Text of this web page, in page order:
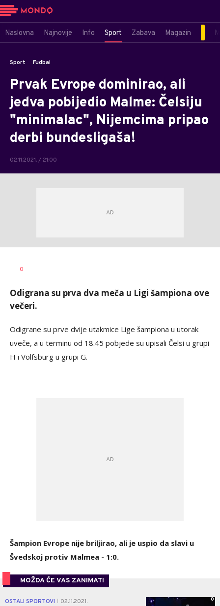
Naslovna Najnovije Info Sport Zabava Magazin
Sport Fudbal
Prvak Evrope dominirao, ali
jedva pobijedio Malme: Čelsiju
"minimalac", Nijemcima pripao
derbi bundesligaša!
02.11.2021. / 21:00
AUTOR
0
Odigrana su prva dva meča u Ligi šampiona ove
večeri.
Odigrane su prve dvije utakmice Lige šampiona u utorak
uveče, a u terminu od 18.45 pobjede su upisali Čelsi u grupi
H i Volfsburg u grupi G.
Šampion Evrope nije briljirao, ali je uspio da slavi u
Švedskoj protiv Malmea - 1:0.
MOŽDA ĆE VAS ZANIMATI
OSTALI SPORTOVI 02.11.2021. 0